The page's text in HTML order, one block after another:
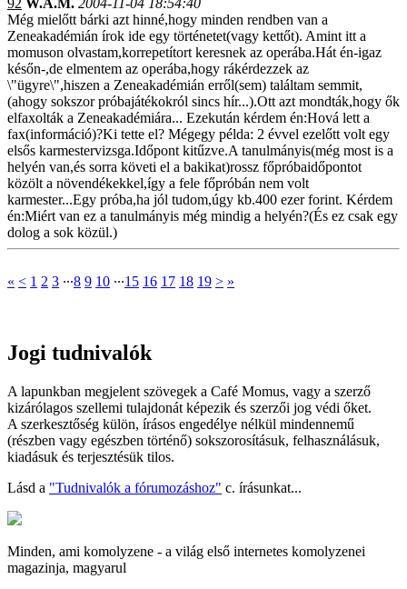
92 W.A.M. 2004-11-04 18:54:40
Még mielőtt bárki azt hinné,hogy minden rendben van a
Zeneakadémián írok ide egy történetet(vagy kettőt). Amint itt a
momuson olvastam,korrepetítort keresnek az operába.Hát én-igaz
későn-,de elmentem az operába,hogy rákérdezzek az
\"ügyre\",hiszen a Zeneakadémián erről(sem) találtam semmit,
(ahogy sokszor próbajátékokról sincs hír...).Ott azt mondták,hogy ők
elfaxolták a Zeneakadémiára... Ezekután kérdem én:Hová lett a
fax(információ)?Ki tette el? Mégegy példa: 2 évvel ezelőtt volt egy
elsős karmestervizsga.Időpont kitűzve.A tanulmányis(még most is a
helyén van,és sorra követi el a bakikat)rossz főpróbaidőpontot
közölt a növendékekkel,így a fele főpróbán nem volt
karmester...Egy próba,ha jól tudom,úgy kb.400 ezer forint. Kérdem
én:Miért van ez a tanulmányis még mindig a helyén?(És ez csak egy
dolog a sok közül.)
« < 1 2 3 ∙∙∙8 9 10 ∙∙∙15 16 17 18 19 > »
Jogi tudnivalók
A lapunkban megjelent szövegek a Café Momus, vagy a szerző
kizárólagos szellemi tulajdonát képezik és szerzői jog védi őket.
A szerkesztőség külön, írásos engedélye nélkül mindennemű
(részben vagy egészben történő) sokszorosításuk, felhasználásuk,
kiadásuk és terjesztésük tilos.
Lásd a "Tudnivalók a fórumozáshoz" c. írásunkat...
Minden, ami komolyzene - a világ első internetes komolyzenei
magazinja, magyarul